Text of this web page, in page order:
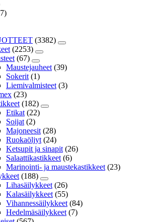
(3382)
(2253)
(67)
Maustejauheet (39)
Sokerit (1)
Liemivalmisteet (3)
(23)
(182)
Etikat (22)
Soijat (2)
Majoneesit (28)
Ruokaöljyt (24)
Ketsupit ja sinapit (26)
Salaattikastikkeet (6)
Marinointi- ja maustekastikkeet (23)
(188)
Lihasäilykkeet (26)
Kalasäilykkeet (55)
Vihannessäilykkeet (84)
Hedelmäsäilykkeet (7)